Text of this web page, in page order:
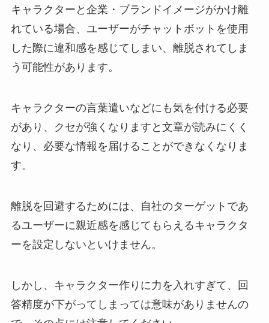
キャラクターと企業・ブランドイメージがかけ離
れている場合、ユーザーがチャットボットを使用
した際に違和感を感じてしまい、離脱されてしま
う可能性があります。
キャラクターの言葉遣いなどにも気を付ける必要
があり、クセが強くなりますと文章が読みにくく
なり、必要な情報を届けることができなくなりま
す。
離脱を回避するためには、自社のターゲットであ
るユーザーに親近感を感じてもらえるキャラクタ
ーを設定しないといけません。
しかし、キャラクター作りに力を入れすぎて、回
答精度が下がってしまっては意味がありませんの